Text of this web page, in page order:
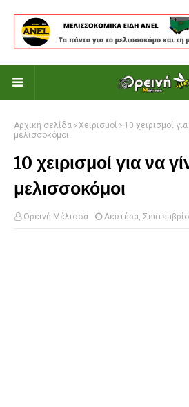
Αρχική σελίδα Χειρισμοί
10 χειρισμοί
μελισσοκόμοι
10 χειρισμοί για να
μελισσοκόμοι
Ορεινή Μέλισσα Δευτέρα,